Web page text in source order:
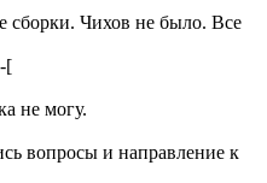
сборки. Чихов не было. Все
[
не могу.
вопросы и направление к